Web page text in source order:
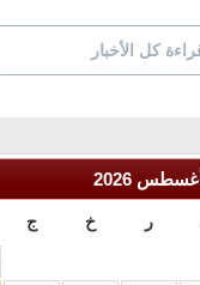
كل الأخبار
أغسطس 2026
ر خ ج